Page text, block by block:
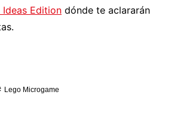
Ideas Editiondónde te aclararán
Lego Microgame